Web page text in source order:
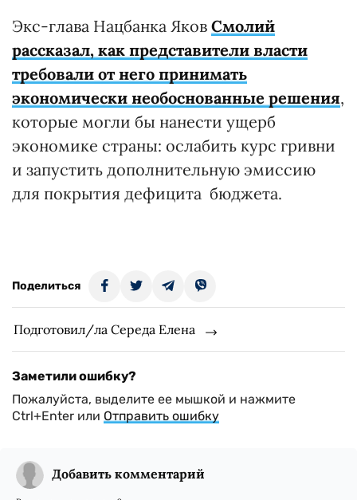
Экс-глава Нацбанка Яков Смолий
рассказал, как представители власти
требовали от него принимать
экономически необоснованные решения,
которые могли бы нанести ущерб
экономике страны: ослабить курс гривни
и запустить дополнительную эмиссию
для покрытия дефицита бюджета.
Поделиться
Подготовил/ла Середа Елена
Заметили ошибку?
Пожалуйста, выделите ее мышкой и нажмите
Ctrl+Enter или Отправить ошибку
Добавить комментарий